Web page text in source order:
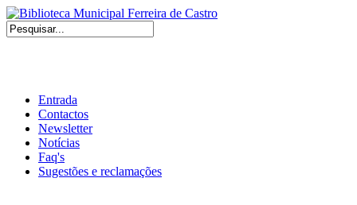
Entrada
Contactos
Newsletter
Notícias
Faq's
Sugestões e reclamações